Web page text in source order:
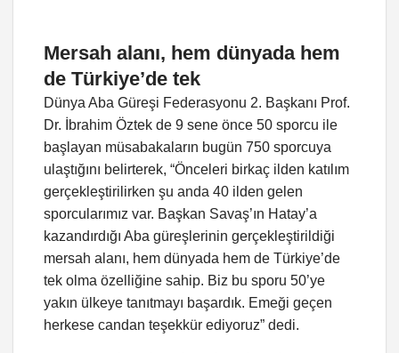
Mersah alanı, hem dünyada hem
de Türkiye’de tek
Dünya Aba Güreşi Federasyonu 2. Başkanı Prof.
Dr. İbrahim Öztek de 9 sene önce 50 sporcu ile
başlayan müsabakaların bugün 750 sporcuya
ulaştığını belirterek, “Önceleri birkaç ilden katılım
gerçekleştirilirken şu anda 40 ilden gelen
sporcularımız var. Başkan Savaş’ın Hatay’a
kazandırdığı Aba güreşlerinin gerçekleştirildiği
mersah alanı, hem dünyada hem de Türkiye’de
tek olma özelliğine sahip. Biz bu sporu 50’ye
yakın ülkeye tanıtmayı başardık. Emeği geçen
herkese candan teşekkür ediyoruz” dedi.